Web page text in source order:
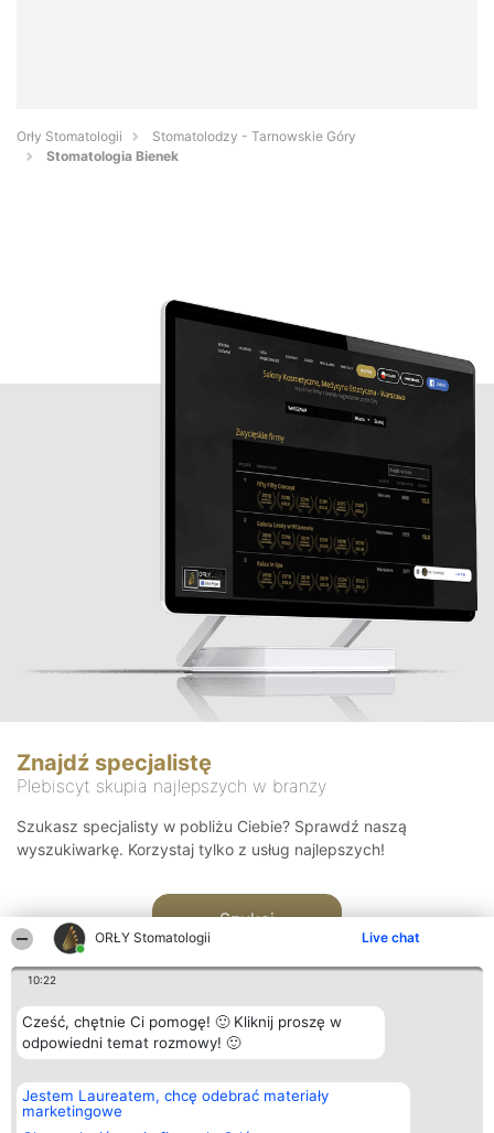
ORŁY Stomatologii Live chat
10:22
Cześć, chętnie Ci pomogę! 🙂 Kliknij proszę w
odpowiedni temat rozmowy! 🙂
Jestem Laureatem, chcę odebrać materiały
marketingowe
Orły Stomatologii
Stomatolodzy - Tarnowskie Góry
Stomatologia Bienek
Znajdź specjalistę
Plebiscyt skupia najlepszych w branży
Szukasz specjalisty w pobliżu Ciebie? Sprawdź naszą
wyszukiwarkę. Korzystaj tylko z usług najlepszych!
Szukaj
Organizator plebiscytu
Bright Side Solutions sp. z o.
o. sp. k.
ul. Ruska 22
Plebiscyt
Laureaci
wszystkich
Kontakt
Kontakt